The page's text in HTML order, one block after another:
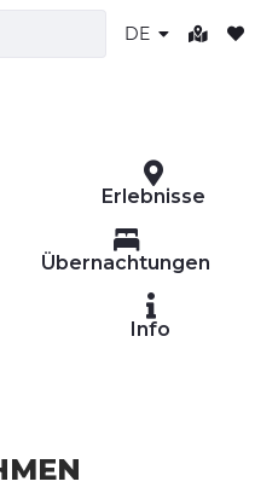
DE
Erlebnisse
Übernachtungen
Info